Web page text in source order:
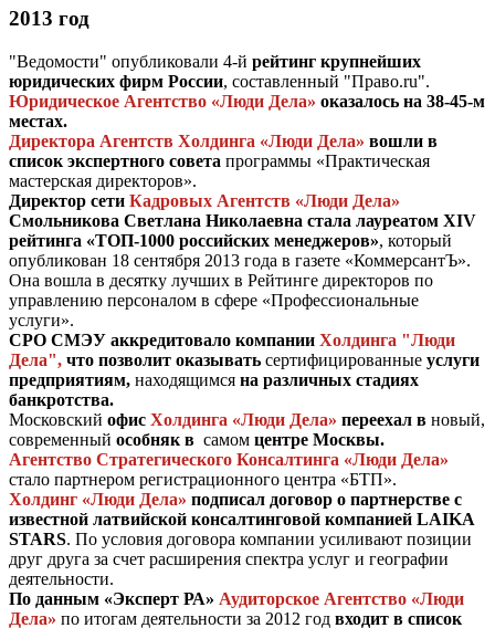
2013 год
"Ведомости" опубликовали 4-й рейтинг крупнейших
юридических фирм России, составленный "Право.ru".
Юридическое Агентство «Люди Дела» оказалось на 38-45-м
местах.
Директора Агентств Холдинга «Люди Дела» вошли в
список экспертного совета программы «Практическая
мастерская директоров».
Директор сети Кадровых Агентств «Люди Дела»
Смольникова Светлана Николаевна стала лауреатом XIV
рейтинга «ТОП-1000 российских менеджеров», который
опубликован 18 сентября 2013 года в газете «КоммерсантЪ».
Она вошла в десятку лучших в Рейтинге директоров по
управлению персоналом в сфере «Профессиональные
услуги».
СРО СМЭУ аккредитовало компании Холдинга "Люди
Дела", что позволит оказывать сертифицированные услуги
предприятиям, находящимся на различных стадиях
банкротства.
Московский офис Холдинга «Люди Дела» переехал в новый,
современный особняк в самом центре Москвы.
Агентство Стратегического Консалтинга «Люди Дела»
стало партнером регистрационного центра «БТП».
Холдинг «Люди Дела» подписал договор о партнерстве с
известной латвийской консалтинговой компанией LAIKA
STARS. По условия договора компании усиливают позиции
друг друга за счет расширения спектра услуг и географии
деятельности.
По данным «Эксперт РА» Аудиторское Агентство «Люди
Дела» по итогам деятельности за 2012 год входит в список